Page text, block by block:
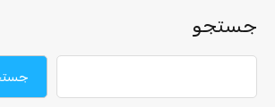
جستجو